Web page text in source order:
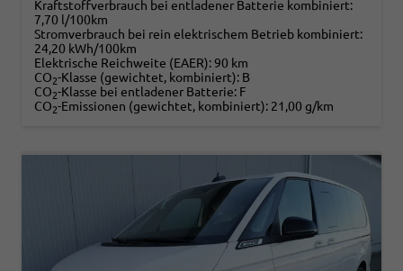
Kraftstoffverbrauch bei entladener Batterie kombiniert:
7,70 l/100km
Stromverbrauch bei rein elektrischem Betrieb kombiniert:
24,20 kWh/100km
Elektrische Reichweite (EAER): 90 km
CO2-Klasse (gewichtet, kombiniert): B
CO2-Klasse bei entladener Batterie: F
CO2-Emissionen (gewichtet, kombiniert): 21,00 g/km